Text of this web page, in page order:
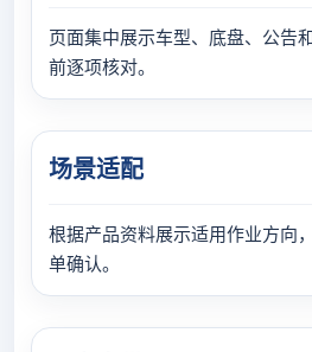
页面集中展示车型、底盘、公告
前逐项核对。
场景适配
根据产品资料展示适用作业方向
单确认。